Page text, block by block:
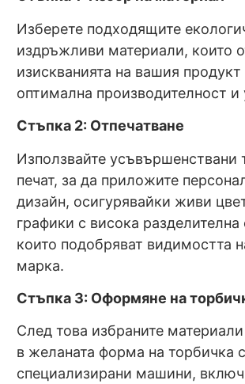
Изберете подходящите
издръжливи материали, които
изискванията на вашия продукт
оптимална производителност и
Стъпка 2: Отпечатване
Използвайте усъвършенствани
печат, за да приложите
дизайн, осигурявайки живи
графики с висока разделителна
които подобряват видимостта
марка.
Стъпка 3: Оформяне на
След това избраните
в желаната форма на торбичка
специализирани машини,